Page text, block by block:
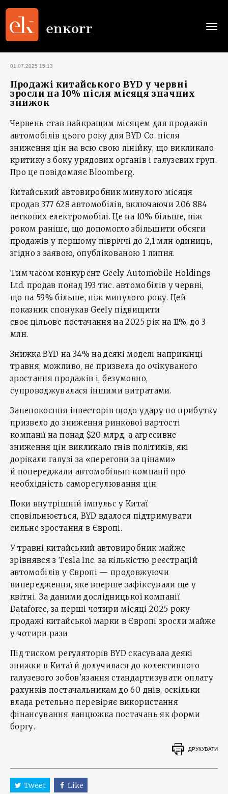
01.07.2025 15:13
Продажі китайського BYD у червні
зросли на 10% після місяця значних
знижок
Червень став найкращим місяцем для продажів
автомобілів цього року для BYD Co. після
зниження цін на всю свою лінійку, що викликало
критику з боку урядових органів і галузевих груп.
Про це повідомляє Bloomberg.
Китайський автовиробник минулого місяця
продав 377 628 автомобілів, включаючи 206 884
легкових електромобілі. Це на 10% більше, ніж
роком раніше, що допомогло збільшити обсяги
продажів у першому півріччі до 2,1 млн одиниць,
згідно з заявою, опублікованою 1 липня.
Тим часом конкурент Geely Automobile Holdings
Ltd. продав понад 193 тис. автомобілів у червні,
що на 59% більше, ніж минулого року. Цей
показник спонукав Geely підвищити
своє цільове постачання на 2025 рік на 11%, до 3
млн.
Знижка BYD на 34% на деякі моделі наприкінці
травня, можливо, не призвела до очікуваного
зростання продажів і, безумовно,
супроводжувалася іншими витратами.
Занепокоєння інвесторів щодо удару по прибутку
призвело до зниження ринкової вартості
компанії на понад $20 млрд, а агресивне
зниження цін викликало гнів політиків, які
дорікали галузі за «перегони за цінами»
й попереджали автомобільні компанії про
необхідність саморегулювання цін.
Поки внутрішній імпульс у Китаї
сповільнюється, BYD вдалося підтримувати
сильне зростання в Європі.
У травні китайський автовиробник майже
зрівнявся з Tesla Inc. за кількістю реєстрацій
автомобілів у Європі — продовжуючи
випередження, яке вперше зафіксували ще у
квітні. За даними дослідницької компанії
Dataforce, за перші чотири місяці 2025 року
продажі китайської марки в Європі зросли майже
у чотири рази.
Під тиском регуляторів BYD скасувала деякі
знижки в Китаї й долучилася до колективного
галузевого зобов'язання стандартизувати оплату
рахунків постачальникам до 60 днів, оскільки
влада ретельно перевіряє використання
фінансування ланцюжка постачань як форми
боргу.
ДРУКУВАТИ
Tweet Like